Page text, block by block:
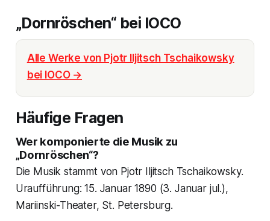
„Dornröschen“ bei IOCO
Alle Werke von Pjotr Iljitsch Tschaikowsky
bei IOCO →
Häufige Fragen
Wer komponierte die Musik zu
„Dornröschen“?
Die Musik stammt von Pjotr Iljitsch Tschaikowsky.
Uraufführung: 15. Januar 1890 (3. Januar jul.),
Mariinski-Theater, St. Petersburg.